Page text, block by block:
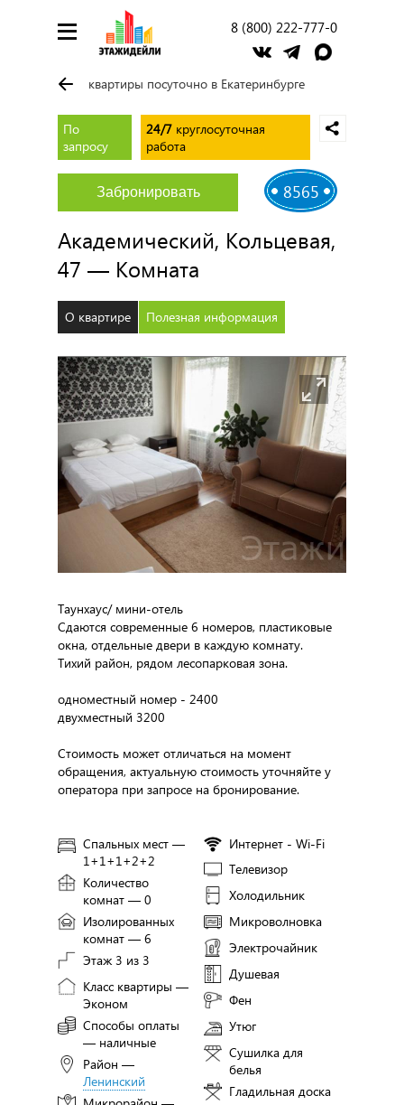
8 (800) 222-777-0
квартиры посуточно в Екатеринбурге
По
запросу
24/7 круглосуточная
работа
8565
Забронировать
Академический, Кольцевая,
47 — Комната
О квартире Полезная информация
Таунхаус/ мини-отель
Сдаются современные 6 номеров, пластиковые
окна, отдельные двери в каждую комнату.
Тихий район, рядом лесопарковая зона.
одноместный номер - 2400
двухместный 3200
Стоимость может отличаться на момент
обращения, актуальную стоимость уточняйте у
оператора при запросе на бронирование.
Спальных мест —
1+1+1+2+2
Количество
комнат — 0
Изолированных
комнат — 6
Этаж 3 из 3
Класс квартиры —
Эконом
Способы оплаты
— наличные
Район —
Ленинский
Интернет - Wi-Fi
Телевизор
Холодильник
Микроволновка
Электрочайник
Душевая
Фен
Утюг
Сушилка для
белья
Гладильная доска